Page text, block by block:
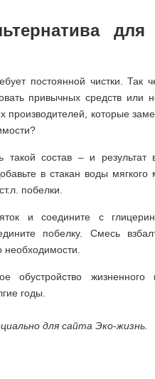
для
постоянной чистки. Так
привычных средств или
производителей, которые
такой состав – и
в стакан воды
побелки.
и соедините с
побелку. Смесь
обустройство жизненного
годы.
для сайта Эко-жизнь.